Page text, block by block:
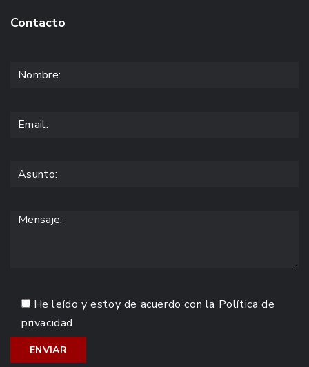
Contacto
He leído y estoy de acuerdo con la Política de
privacidad